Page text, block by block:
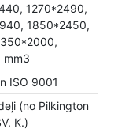
1270*2490,
1850*2450,
mm3
ISO 9001
(no Pilkington
K.)